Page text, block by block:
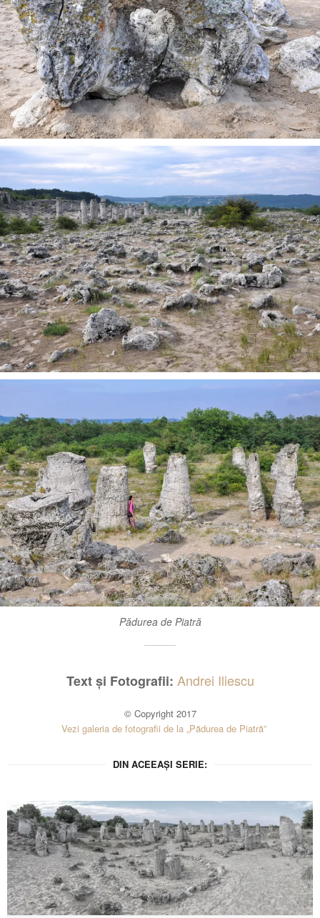
Pădurea de Piatră
Text și Fotografii: Andrei Iliescu
© Copyright 2017
Vezi galeria de fotografii de la „Pădurea de Piatră”
DIN ACEEAȘI SERIE: